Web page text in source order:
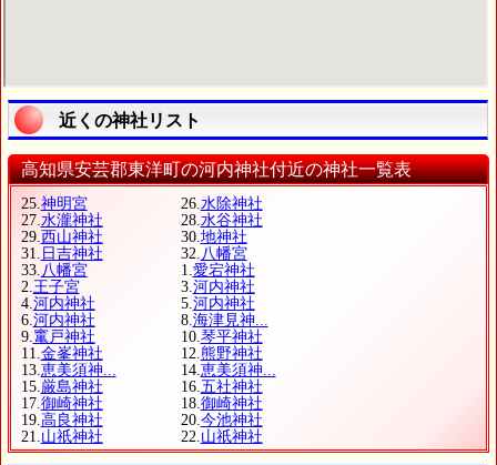
近くの神社リスト
高知県安芸郡東洋町の河内神社付近の神社一覧表
25.神明宮 26.水除神社
27.水瀧神社 28.水谷神社
29.西山神社 30.地神社
31. 日吉神社 32.八幡宮
33.八幡宮 1.愛宕神社
2.王子宮 3.河内神社
4.河内神社 5.河内神社
6.河内神社 8.海津見神...
9.竃戸神社 10.琴平神社
11.金峯神社 12.熊野神社
13.恵美須神... 14.恵美須神...
15.厳島神社 16.五社神社
17.御崎神社 18.御崎神社
19.高良神社 20.今池神社
21.山祇神社 22.山祇神社